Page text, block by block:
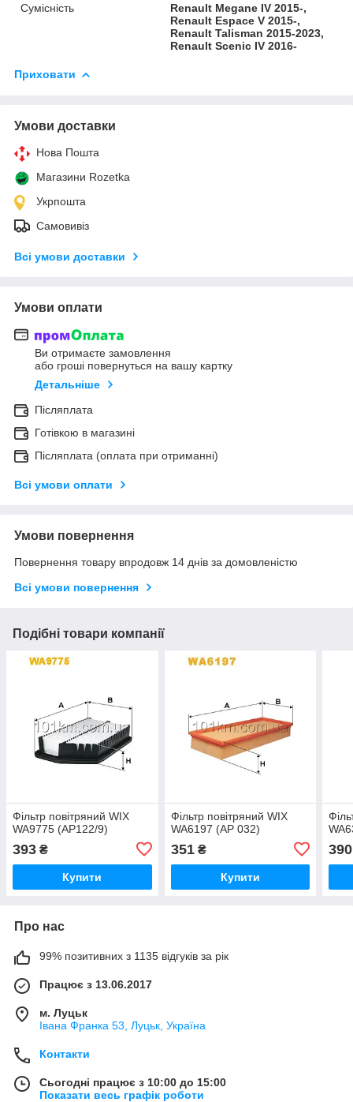
Сумісність
Renault Megane IV 2015-,
Renault Espace V 2015-,
Renault Talisman 2015-2023,
Renault Scenic IV 2016-
Приховати
Умови доставки
Нова Пошта
Магазини Rozetka
Укрпошта
Самовивіз
Всі умови доставки
Умови оплати
Ви отримаєте замовлення
або гроші повернуться на вашу картку
Детальніше
Післяплата
Готівкою в магазині
Післяплата (оплата при отриманні)
Всі умови оплати
Умови повернення
Повернення товару впродовж 14 днів за домовленістю
Всі умови повернення
Подібні товари компанії
Фільтр повітряний WIX
WA9775 (AP122/9)
393 ₴
Купити
Фільтр повітряний WIX
WA6197 (AP 032)
351₴
Купити
390
Про нас
99% позитивних з 1135 відгуків за рік
Працює з 13.06.2017
м. Луцьк
Івана Франка 53, Луцьк, Україна
Контакти
Сьогодні працює з 10:00 до 15:00
Показати весь графік роботи